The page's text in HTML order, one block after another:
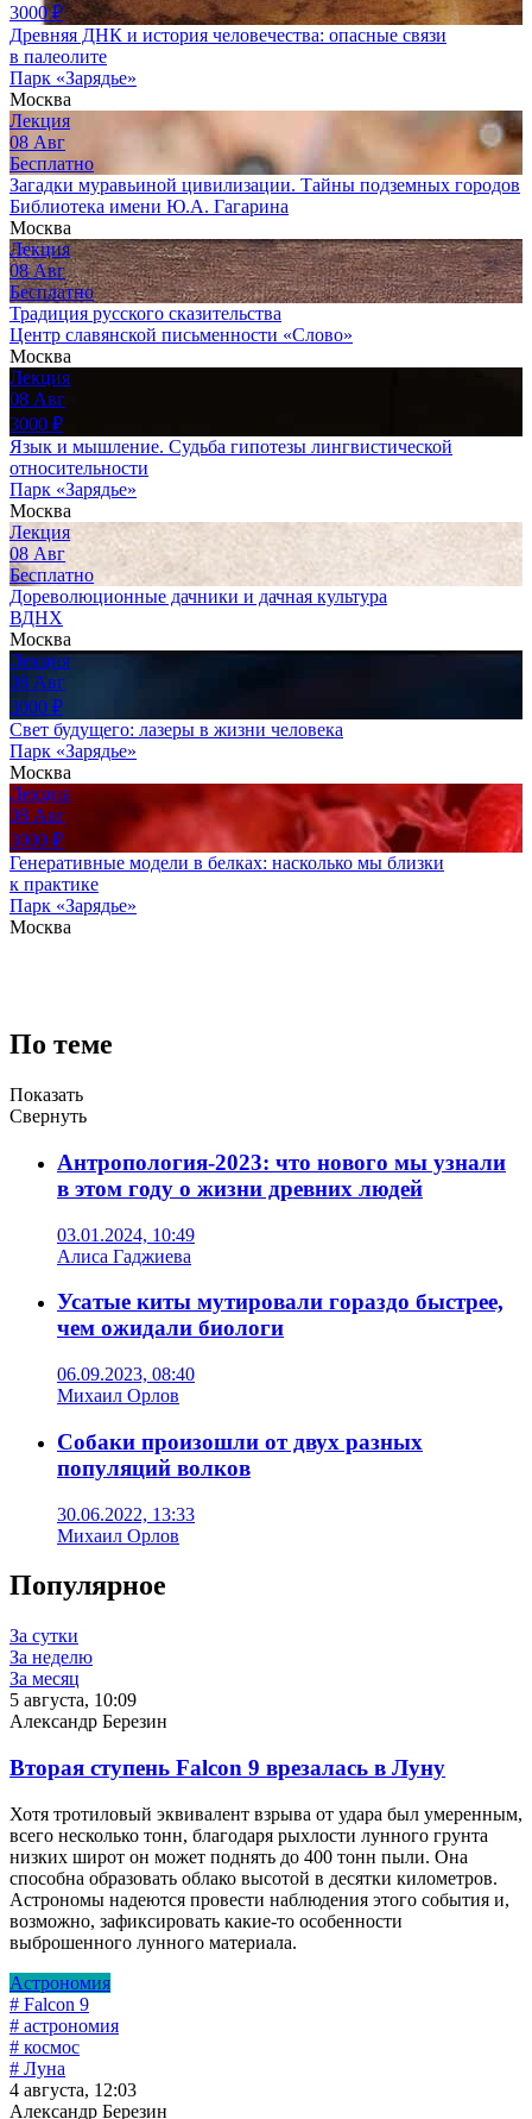
3000₽
Древняя ДНК и история человечества: опасные связи
в палеолите
Парк «Зарядье»
Москва
Лекция
08 Авг
Бесплатно
Загадки муравьиной цивилизации. Тайны подземных городов
Библиотека имени Ю.А. Гагарина
Москва
Лекция
08 Авг
Бесплатно
Традиция русского сказительства
Центр славянской письменности «Слово»
Москва
Лекция
08 Авг
3000 ₽
Язык и мышление. Судьба гипотезы лингвистической
относительности
Парк «Зарядье»
Москва
Лекция
08 Авг
Бесплатно
Дореволюционные дачники и дачная культура
ВДНХ
Москва
Лекция
08 Авг
3000 ₽
Свет будущего: лазеры в жизни человека
Парк «Зарядье»
Москва
Лекция
08 Авг
3000 ₽
Генеративные модели в белках: насколько мы близки
к практике
Парк «Зарядье»
Москва
По теме
Показать
Свернуть
Антропология-2023: что нового мы узнали
в этом году о жизни древних людей
03.01.2024, 10:49
Алиса Гаджиева
Усатые киты мутировали гораздо быстрее,
чем ожидали биологи
06.09.2023, 08:40
Михаил Орлов
Собаки произошли от двух разных
популяций волков
30.06.2022, 13:33
Михаил Орлов
Популярное
За сутки
За неделю
За месяц
5 августа, 10:09
Александр Березин
Вторая ступень Falcon 9 врезалась в Луну
Хотя тротиловый эквивалент взрыва от удара был умеренным,
всего несколько тонн, благодаря рыхлости лунного грунта
низких широт он может поднять до 400 тонн пыли. Она
способна образовать облако высотой в десятки километров.
Астрономы надеются провести наблюдения этого события и,
возможно, зафиксировать какие-то особенности
выброшенного лунного материала.
Астрономия
# Falcon 9
# астрономия
# космос
# Луна
4 августа, 12:03
Александр Березин